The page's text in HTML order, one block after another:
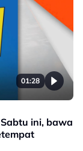
01:28
ini, bawa